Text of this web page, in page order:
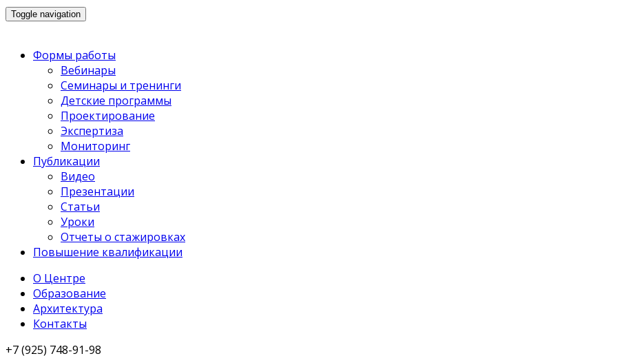
Toggle navigation
Формы работы
Вебинары
Семинары и тренинги
Детские программы
Проектирование
Экспертиза
Мониторинг
Публикации
Видео
Презентации
Статьи
Уроки
Отчеты о стажировках
Повышение квалификации
О Центре
Образование
Архитектура
Контакты
+7 (925) 748-91-98